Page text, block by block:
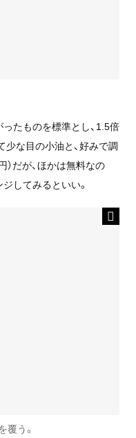
たものを標準とし、1.5倍
少な目の小油と、好みで調
だが、ほかは無料なの
してみるといい。
う。